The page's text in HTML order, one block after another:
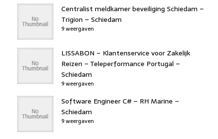
Centralist meldkamer beveiliging Schiedam –
Trigion – Schiedam
9 weergaven
LISSABON – Klantenservice voor Zakelijk
Reizen – Teleperformance Portugal –
Schiedam
9 weergaven
Software Engineer C# – RH Marine –
Schiedam
9 weergaven